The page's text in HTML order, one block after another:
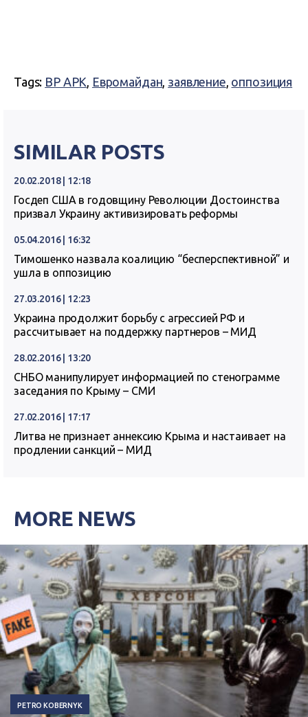
Tags: ВР АРК, Евромайдан, заявление, оппозиция
SIMILAR POSTS
20.02.2018 | 12:18
Госдеп США в годовщину Революции Достоинства
призвал Украину активизировать реформы
05.04.2016 | 16:32
Тимошенко назвала коалицию “бесперспективной” и
ушла в оппозицию
27.03.2016 | 12:23
Украина продолжит борьбу с агрессией РФ и
рассчитывает на поддержку партнеров – МИД
28.02.2016 | 13:20
СНБО манипулирует информацией по стенограмме
заседания по Крыму – СМИ
27.02.2016 | 17:17
Литва не признает аннексию Крыма и настаивает на
продлении санкций – МИД
MORE NEWS
PETRO KOBERNYK